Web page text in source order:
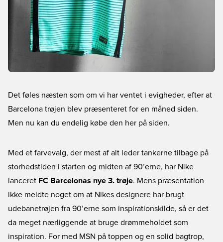
Det føles næsten som om vi har ventet i evigheder, efter at
Barcelona trøjen blev præsenteret for en måned siden.
Men nu kan du endelig købe den her på siden.
Med et farvevalg, der mest af alt leder tankerne tilbage på
storhedstiden i starten og midten af 90’erne, har Nike
lanceret FC Barcelonas nye 3. trøje. Mens præsentation
ikke meldte noget om at Nikes designere har brugt
udebanetrøjen fra 90’erne som inspirationskilde, så er det
da meget nærliggende at bruge drømmeholdet som
inspiration. For med MSN på toppen og en solid bagtrop,